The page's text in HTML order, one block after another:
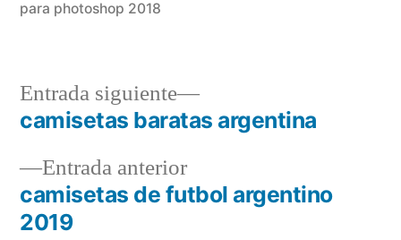
para photoshop 2018
Navegación
de
entradas
Entrada anteriorEntrada
anterior:
camisetas de futbol argentino
2019
Entrada siguiente
Entrada
siguiente:
camisetas baratas argentina